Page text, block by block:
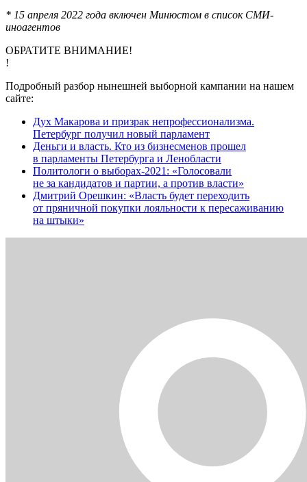
* 15 апреля 2022 года включен Минюстом в список СМИ-
иноагентов
ОБРАТИТЕ ВНИМАНИЕ!
!
Подробный разбор нынешней выборной кампании на нашем
сайте:
Дух Макарова и призрак непрофессионализма.
Петербург получил новый парламент
Деньги и власть. Кто из бизнесменов прошел
в парламенты Петербурга и Ленобласти
Политологи о выборах-2021: «Голосовали
не за кандидатов и партии, а против власти»
Дмитрий Орешкин: «Власть будет переходить
от пряничной покупки лояльности к пересаживанию
на штыки»